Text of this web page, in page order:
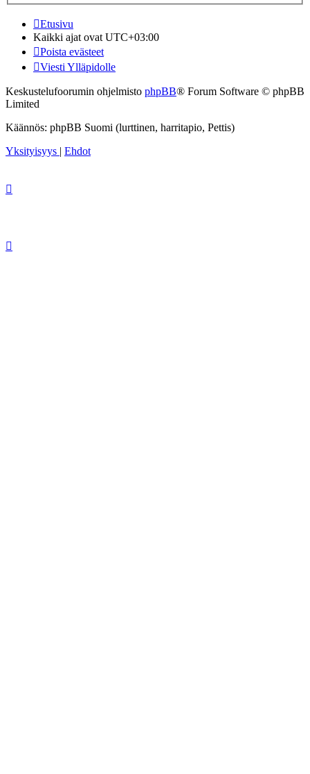
Etusivu
Kaikki ajat ovatUTC+03:00
Poista evästeet
Viesti Ylläpidolle
Keskustelufoorumin ohjelmisto phpBB® Forum Software © phpBB
Limited
Käännös: phpBB Suomi (lurttinen, harritapio, Pettis)
Yksityisyys
Ehdot